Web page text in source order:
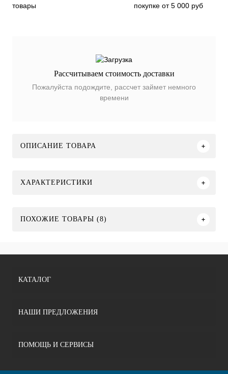
товары
покупке от 5 000 руб
Рассчитываем стоимость доставки
Пожалуйста подождите, рассчет займет немного
времени
ОПИСАНИЕ ТОВАРА
ХАРАКТЕРИСТИКИ
ПОХОЖИЕ ТОВАРЫ (8)
КАТАЛОГ
НАШИ ПРЕДЛОЖЕНИЯ
ПОМОЩЬ И СЕРВИСЫ